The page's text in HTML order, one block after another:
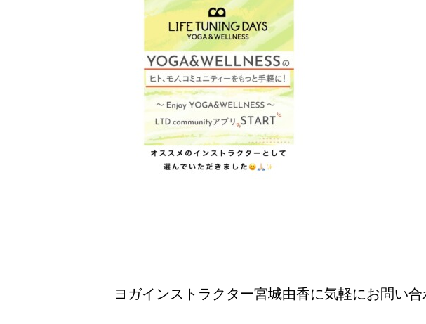
ヨガインストラクター宮城由香に気軽にお問い合